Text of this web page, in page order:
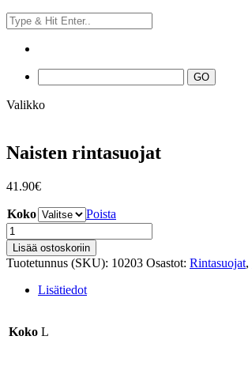
Valikko
Naisten rintasuojat
41.90€
Koko
Poista
Naisten
rintasuojat
määrä
Lisää ostoskoriin
Tuotetunnus (SKU): 10203 Osastot: Rintasuojat,
Lisätiedot
Koko L